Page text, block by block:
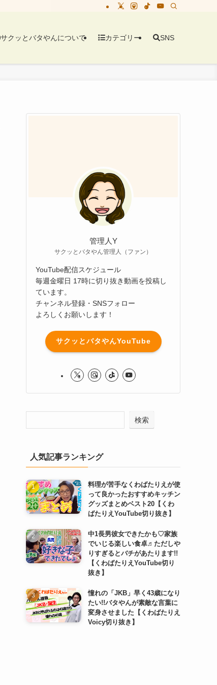
サクッとバタやんについて カテゴリー SNS
管理人Y
サクッとバタやん管理人（ファン）
YouTube配信スケジュール
毎週金曜日 17時に切り抜き動画を投稿し
ています。
チャンネル登録・SNSフォロー
よろしくお願いします！
サクッとバタやんYouTube
検索
人気記事ランキング
料理が苦手なくわばたりえが使
って良かったおすすめキッチン
グッズまとめベスト20【くわ
ばたりえYouTube切り抜き】
中1長男彼女できたかも♡家族
でいじる楽しい食卓♬ただしや
りすぎるとバチがあたります!!
【くわばたりえYouTube切り
抜き】
憧れの「JKB」早く43歳になり
たい!!バタやんが素敵な言葉に
変身させました【くわばたりえ
Voicy切り抜き】